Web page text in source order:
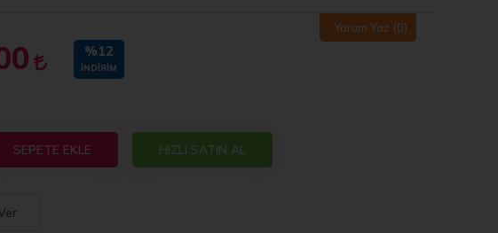
Yorum Yaz (0)
%12
İNDIRIM
SEPETE EKLE HIZLI SATIN AL